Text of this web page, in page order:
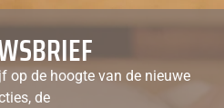
op de hoogte van de nieuwe
de